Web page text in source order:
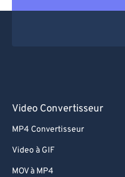
Video Convertisseur
MP4 Convertisseur
Video à GIF
MOV à MP4